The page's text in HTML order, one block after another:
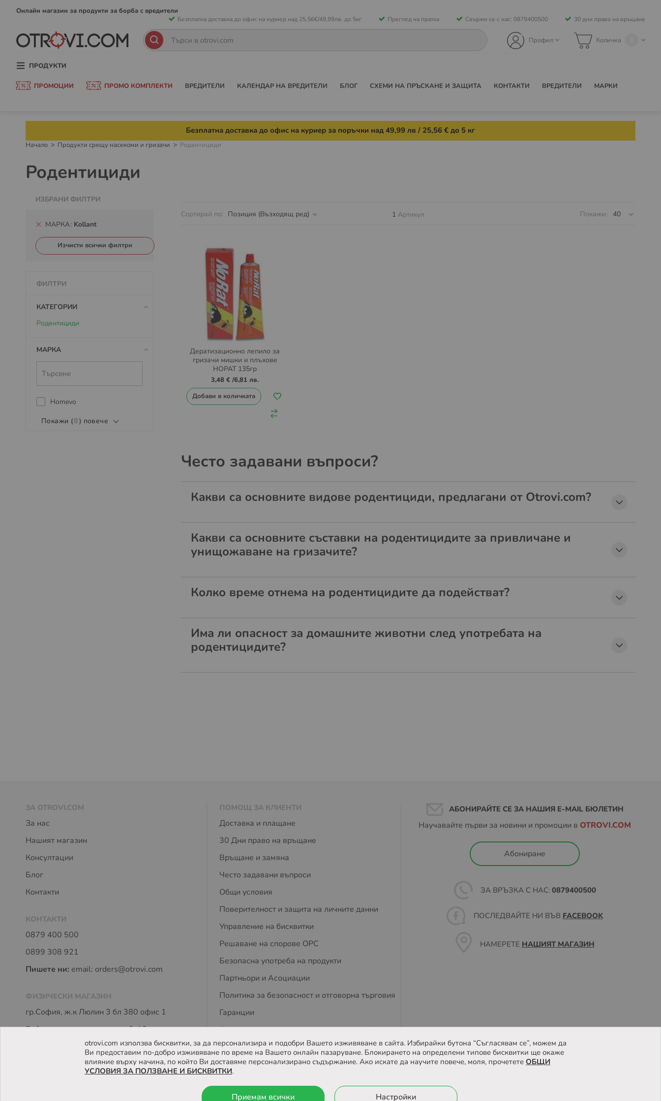
Онлайн магазин за продукти за борба с вредители
Безплатна доставка до офис на куриер над 25,56€/49,99лв. до 5кг Преглед на пратка Свържи се с нас: 0879400500 30 дни право на връщане
към
съдържанието
Количка
Профил
ТърсенеТърсене
ПРОДУКТИ
ПРОМОЦИИ ПРОМО КОМПЛЕКТИ ВРЕДИТЕЛИ КАЛЕНДАР НА ВРЕДИТЕЛИ БЛОГ СХЕМИ НА ПРЪСКАНЕ И ЗАЩИТА КОНТАКТИ ВРЕДИТЕЛИ МАРКИ
Безплатна доставка до офис на куриер за поръчки над 49,99 лв / 25,56 € до 5 кг
Начало Продукти срещу насекоми и гризачи Родентициди
Родентициди
Сортирай по 1 Артикул Покажи
Дератизационно лепило за
гризачи мишки и плъхове
НОРАТ 135гр
3,48 € /6,81 лв.
Добави в количката
Често задавани въпроси?
Какви са основните видове родентициди, предлагани от Otrovi.com?
Какви са основните съставки на родентицидите за привличане и
унищожаване на гризачите?
Колко време отнема на родентицидите да подействат?
Има ли опасност за домашните животни след употребата на
родентицидите?
ИЗБРАНИ ФИЛТРИ
МАРКА Kollant
Изчисти всички филтри
ФИЛТРИ
КАТЕГОРИИ
Родентициди
МАРКА
Homevo
Покажи (8) повече
ЗА OTROVI.COM
За нас
Нашият магазин
Консултации
Блог
Контакти
КОНТАКТИ
0879 400 500
0899 308 921
Пишете ни: email: orders@otrovi.com
ФИЗИЧЕСКИ МАГАЗИН
гр.София, ж.к Люлин 3 бл 380 офис 1
Работно време: пон - петък 9-18 часа
ПОМОЩ ЗА КЛИЕНТИ
Доставка и плащане
30 Дни право на връщане
Връщане и замяна
Често задавани въпроси
Общи условия
Поверителност и защита на личните данни
Управление на бисквитки
Решаване на спорове OPC
Безопасна употреба на продукти
Партньори и Асоциации
Политика за безопасност и отговорна търговия
Гаранции
Съвети за защита на деца и домашни любимци
Отзиви
АБОНИРАЙТЕ СЕ ЗА НАШИЯ E-MAIL БЮЛЕТИН
Научавайте първи за новини и промоции в OTROVI.COM
Абониране
ЗА ВРЪЗКА С НАС: 0879400500
ПОСЛЕДВАЙТЕ НИ ВЪВ FACEBOOK
НАМЕРЕТЕ НАШИЯТ МАГАЗИН
Карта на сайта Онлайн магазин от
otrovi.com използва бисквитки, за да персонализира и подобри Вашето изживяване в сайта. Избирайки бутона “Съгласявам се”, можем да
Ви предоставим по-добро изживяване по време на Вашето онлайн пазаруване. Блокирането на определени типове бисквитки ще окаже
влияние върху начина, по който Ви доставяме персонализирано съдържание. Ако искате да научите повече, моля, прочетете ОБЩИ
УСЛОВИЯ ЗА ПОЛЗВАНЕ И БИСКВИТКИ.
Приемам всички Настройки